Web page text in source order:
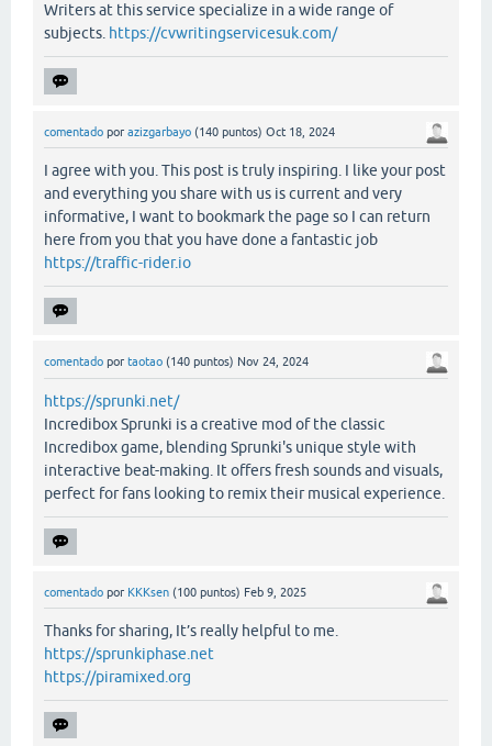
Writers at this service specialize in a wide range of
subjects. https://cvwritingservicesuk.com/
comentado por azizgarbayo (140 puntos) Oct 18, 2024
I agree with you. This post is truly inspiring. I like your post
and everything you share with us is current and very
informative, I want to bookmark the page so I can return
here from you that you have done a fantastic job
https://traffic-rider.io
comentado por taotao (140 puntos) Nov 24, 2024
https://sprunki.net/
Incredibox Sprunki is a creative mod of the classic
Incredibox game, blending Sprunki's unique style with
interactive beat-making. It offers fresh sounds and visuals,
perfect for fans looking to remix their musical experience.
comentado por KKKsen (100 puntos) Feb 9, 2025
Thanks for sharing, It’s really helpful to me.
https://sprunkiphase.net
https://piramixed.org